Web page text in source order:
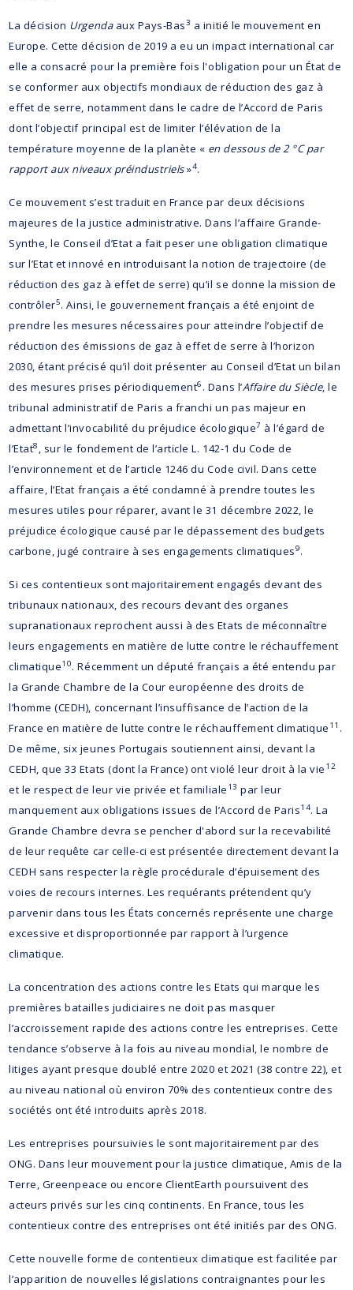
La décision Urgendaaux Pays-Bas3 a initié le mouvement en
Europe. Cette décision de 2019 a eu un impact international car
elle a consacré pour la première fois l'obligation pour un État de
se conformer aux objectifs mondiaux de réduction des gaz à
effet de serre, notamment dans le cadre de l’Accord de Paris
dont l’objectif principal est de limiter l’élévation de la
température moyenne de la planète « en dessous de 2 °C par
rapport aux niveaux préindustriels»4.
Ce mouvement s’est traduit en France par deux décisions
majeures de la justice administrative. Dans l’affaire Grande-
Synthe, le Conseil d’Etat a fait peser une obligation climatique
sur l’Etat et innové en introduisant la notion de trajectoire (de
réduction des gaz à effet de serre) qu’il se donne la mission de
contrôler5. Ainsi, le gouvernement français a été enjoint de
prendre les mesures nécessaires pour atteindre l’objectif de
réduction des émissions de gaz à effet de serre à l’horizon
2030, étant précisé qu’il doit présenter au Conseil d’Etat un bilan
des mesures prises périodiquement6 . Dans l’Affaire du Siècle, le
tribunal administratif de Paris a franchi un pas majeur en
admettant l’invocabilité du préjudice écologique7 à l’égard de
l’Etat8
, sur le fondement de l’article L. 142-1 du Code de
l’environnement et de l’article 1246 du Code civil. Dans cette
affaire, l’Etat français a été condamné à prendre toutes les
mesures utiles pour réparer, avant le 31 décembre 2022, le
préjudice écologique causé par le dépassement des budgets
carbone, jugé contraire à ses engagements climatiques9.
Si ces contentieux sont majoritairement engagés devant des
tribunaux nationaux, des recours devant des organes
supranationaux reprochent aussi à des Etats de méconnaître
leurs engagements en matière de lutte contre le réchauffement
climatique10. Récemment un député français a été entendu par
la Grande Chambre de la Cour européenne des droits de
l’homme (CEDH), concernant l’insuffisance de l’action de la
France en matière de lutte contre le réchauffement climatique 11 .
De même, six jeunes Portugais soutiennent ainsi, devant la
CEDH, que 33 Etats (dont la France) ont violé leur droit à la vie 12
et le respect de leur vie privée et familiale 13 par leur
manquement aux obligations issues de l’Accord de Paris14. La
Grande Chambre devra se pencher d'abord sur la recevabilité
de leur requête car celle-ci est présentée directement devant la
CEDH sans respecter la règle procédurale d’épuisement des
voies de recours internes. Les requérants prétendent qu’y
parvenir dans tous les États concernés représente une charge
excessive et disproportionnée par rapport à l’urgence
climatique.
La concentration des actions contre les Etats qui marque les
premières batailles judiciaires ne doit pas masquer
l’accroissement rapide des actions contre les entreprises. Cette
tendance s’observe à la fois au niveau mondial, le nombre de
litiges ayant presque doublé entre 2020 et 2021 (38 contre 22), et
au niveau national où environ 70% des contentieux contre des
sociétés ont été introduits après 2018.
Les entreprises poursuivies le sont majoritairement par des
ONG. Dans leur mouvement pour la justice climatique, Amis de la
Terre, Greenpeace ou encore ClientEarth poursuivent des
acteurs privés sur les cinq continents. En France, tous les
contentieux contre des entreprises ont été initiés par des ONG.
Cette nouvelle forme de contentieux climatique est facilitée par
l’apparition de nouvelles législations contraignantes pour les